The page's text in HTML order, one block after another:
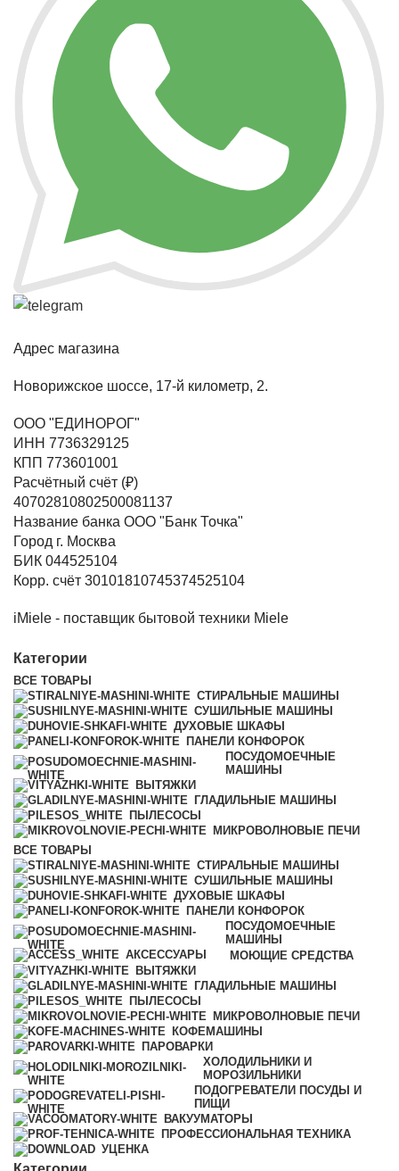
Адрес магазина
Новорижское шоссе, 17-й километр, 2.
ООО "ЕДИНОРОГ"
ИНН 7736329125
КПП 773601001
Расчётный счёт (₽)
40702810802500081137
Название банка ООО "Банк Точка"
Город г. Москва
БИК 044525104
Корр. счёт 30101810745374525104
iMiele - поставщик бытовой техники Miele
Категории
ВСЕ ТОВАРЫ
СТИРАЛЬНЫЕ МАШИНЫ
СУШИЛЬНЫЕ МАШИНЫ
ДУХОВЫЕ ШКАФЫ
ПАНЕЛИ КОНФОРОК
ПОСУДОМОЕЧНЫЕ
МАШИНЫ
ВЫТЯЖКИ
ГЛАДИЛЬНЫЕ МАШИНЫ
ПЫЛЕСОСЫ
МИКРОВОЛНОВЫЕ ПЕЧИ
ВСЕ ТОВАРЫ
СТИРАЛЬНЫЕ МАШИНЫ
СУШИЛЬНЫЕ МАШИНЫ
ДУХОВЫЕ ШКАФЫ
ПАНЕЛИ КОНФОРОК
ПОСУДОМОЕЧНЫЕ
МАШИНЫ
АКСЕССУАРЫ
МОЮЩИЕ СРЕДСТВА
ВЫТЯЖКИ
ГЛАДИЛЬНЫЕ МАШИНЫ
ПЫЛЕСОСЫ
МИКРОВОЛНОВЫЕ ПЕЧИ
КОФЕМАШИНЫ
ПАРОВАРКИ
ХОЛОДИЛЬНИКИ И
МОРОЗИЛЬНИКИ
ПОДОГРЕВАТЕЛИ ПОСУДЫ И
ПИЩИ
ВАКУУМАТОРЫ
ПРОФЕССИОНАЛЬНАЯ ТЕХНИКА
УЦЕНКА